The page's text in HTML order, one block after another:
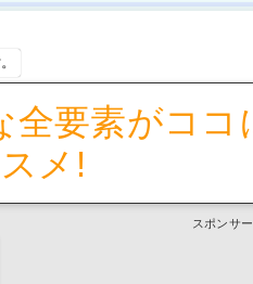
要素がココ
メ!
スポンサ